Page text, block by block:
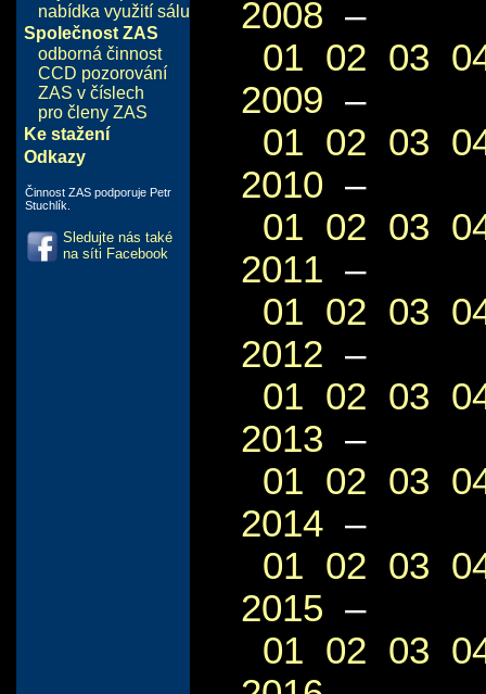
nabídka využití sálu
Společnost ZAS
odborná činnost
CCD pozorování
ZAS v číslech
pro členy ZAS
Ke stažení
Odkazy
Činnost ZAS podporuje Petr
Stuchlík.
Sledujte nás také
na síti Facebook
2008 –
01 02 03
2009 –
01 02 03
2010 –
01 02 03
2011 –
01 02 03
2012 –
01 02 03
2013 –
01 02 03
2014 –
01 02 03
2015 –
01 02 03